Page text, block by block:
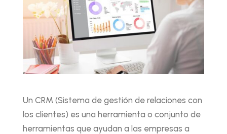
Un CRM (Sistema de gestión de relaciones con
los clientes) es una herramienta o conjunto de
herramientas que ayudan a las empresas a